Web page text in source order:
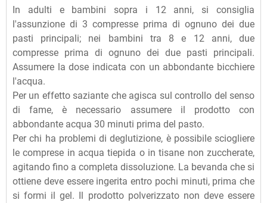
In adulti e bambini sopra i 12 anni, si consiglia
l'assunzione di 3 compresse prima di ognuno dei due
pasti principali; nei bambini tra 8 e 12 anni, due
compresse prima di ognuno dei due pasti principali.
Assumere la dose indicata con un abbondante bicchiere
l'acqua.
Per un effetto saziante che agisca sul controllo del senso
di fame, è necessario assumere il prodotto con
abbondante acqua 30 minuti prima del pasto.
Per chi ha problemi di deglutizione, è possibile sciogliere
le comprese in acqua tiepida o in tisane non zuccherate,
agitando fino a completa dissoluzione. La bevanda che si
ottiene deve essere ingerita entro pochi minuti, prima che
si formi il gel. Il prodotto polverizzato non deve essere